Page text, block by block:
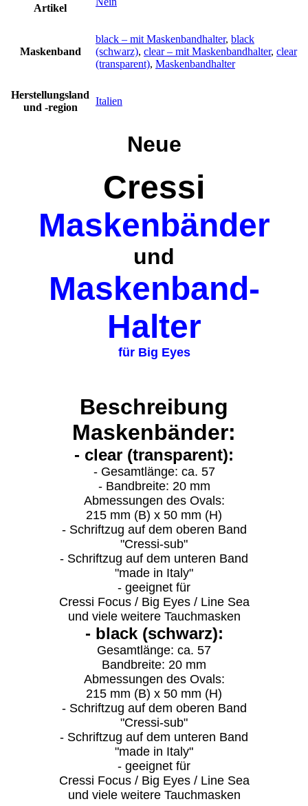
Artikel
Maskenband
black – mit Maskenbandhalter, black
(schwarz), clear – mit Maskenbandhalter, clear
(transparent), Maskenbandhalter
Herstellungsland
und -region
Italien
Neue
Cressi
Maskenbänder
und
Maskenband-
Halter
für Big Eyes
Beschreibung
Maskenbänder:
- clear (transparent):
- Gesamtlänge: ca. 57
- Bandbreite: 20 mm
Abmessungen des Ovals:
215 mm (B) x 50 mm (H)
- Schriftzug auf dem oberen Band
"Cressi-sub"
- Schriftzug auf dem unteren Band
"made in Italy"
- geeignet für
Cressi Focus / Big Eyes / Line Sea
und viele weitere Tauchmasken
- black (schwarz):
Gesamtlänge: ca. 57
Bandbreite: 20 mm
Abmessungen des Ovals:
215 mm (B) x 50 mm (H)
- Schriftzug auf dem oberen Band
"Cressi-sub"
- Schriftzug auf dem unteren Band
"made in Italy"
- geeignet für
Cressi Focus / Big Eyes / Line Sea
und viele weitere Tauchmasken